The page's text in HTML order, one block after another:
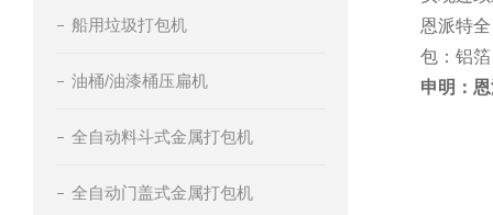
船用垃圾打包机
油桶/油漆桶压扁机
全自动料斗式金属打包机
全自动门盖式金属打包机
恩派特
包：铝
申明：